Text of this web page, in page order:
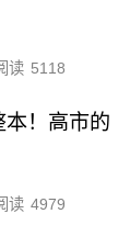
读 5118
！高市的
读 4979